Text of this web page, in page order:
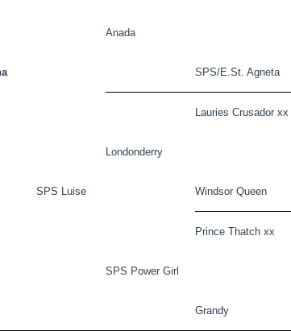
Anada
SPS/E.St. Agneta
Lauries Crusador xx
Londonderry
SPS Luise Windsor Queen
Prince Thatch xx
SPS Power Girl
Grandy